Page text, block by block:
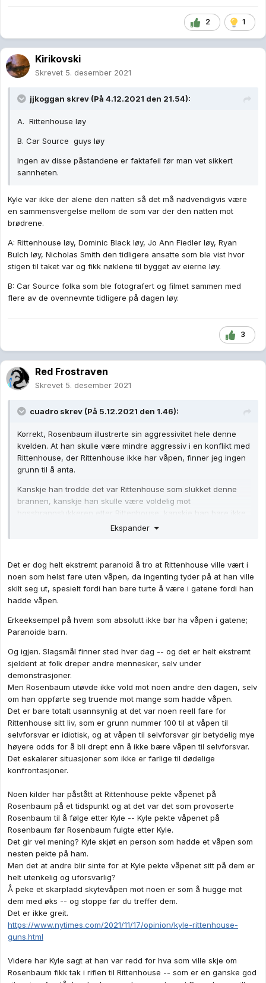
2 1
Kirikovski
Skrevet 5. desember 2021
jjkoggan skrev (På 4.12.2021 den 21.54):
A. Rittenhouse løy
B. Car Source guys løy
Ingen av disse påstandene er faktafeil før man vet sikkert
sannheten.
Kyle var ikke der alene den natten så det må nødvendigvis være
en sammensvergelse mellom de som var der den natten mot
brødrene.
A: Rittenhouse løy, Dominic Black løy, Jo Ann Fiedler løy, Ryan
Bulch løy, Nicholas Smith den tidligere ansatte som ble vist hvor
stigen til taket var og fikk nøklene til bygget av eierne løy.
B: Car Source folka som ble fotografert og filmet sammen med
flere av de ovennevnte tidligere på dagen løy.
3
Red Frostraven
Skrevet 5. desember 2021
cuadro skrev (På 5.12.2021 den 1.46):
Korrekt, Rosenbaum illustrerte sin aggressivitet hele denne
kvelden. At han skulle være mindre aggressiv i en konflikt med
Rittenhouse, der Rittenhouse ikke har våpen, finner jeg ingen
grunn til å anta.
Kanskje han trodde det var Rittenhouse som slukket denne
brannen, kanskje han skulle være voldelig mot
bossbrannslukkeren etter Rittenhouse, kanskje han bare ikke
likte de han anså som opposisjonen, kanskje han bare var en
Ikke sikkert Hubert ville gjort det, kanskje noen andre ville gjort
det. Kanskje Hubert ville gjort det fordi han ikke anså det som
godt nok at våpenet var lagt ned, kanskje han ville angrepet
fordi han ikke egentlig angrep for å stoppe flere fra å bli
skadet men for å "ta" den som hadde drept noen.
Du substraherer det viktigste momentet fra en situasjon og
later som om det er meningsfult å hypotetisere videre uten.
Det er det ikke. Hvis Rittenhouse ikke har våpen så hadde ikke
den samme situasjonen oppstått. Det er din påstand at de nye
situasjonen som ville ha oppstått hadde vært bedre. Du hevder
at da ville ingen ha dødd eller blitt hardt skadet. Det er mulig,
det er også fullt mulig at det er bare tull. Avisen kunne like
godt skrevet om en 17 åring som døde på sykehus fra
hjerneblødning etter å ha blitt slått i ansiktet og skubbet hardt i
betongvegg av en aggressiv person. Hele sfæren av mulige
utfall er her helt poengløst å diskutere, da selve hendelsen er
allerede hoppet forbi.
relatert til skyte-episoden, starter ved at Rittenhouse har drept
Rosenbaum.
Det er gode indikasjoner på at begge disse feilvurderte
trusselnivået Rittenhouse utgjorde i det han forsøkte å løpe
mot politiet, hvis det i det hele tatt var trusselnivået det var
opptatt av, og som følge av dette eskalerte de situasjonen
tilbake til det ekstreme. Det kan ikke tas for gitt at de ville
vurdert eller handlet bedre dersom det ikke hadde vært et
skytevåpen involvert.
Det er ingen som påstår dette, så jeg forstår ikke hvorfor du
nevner det. Det var ikke en kamp mellom nazist-julenisser og
tornadohaier heller.
Ekspander
Det er dog helt ekstremt paranoid å tro at Rittenhouse ville vært i
noen som helst fare uten våpen, da ingenting tyder på at han ville
skilt seg ut, spesielt fordi han bare turte å være i gatene fordi han
hadde våpen.
Erkeeksempel på hvem som absolutt ikke bør ha våpen i gatene;
Paranoide barn.
Og igjen. Slagsmål finner sted hver dag -- og det er helt ekstremt
sjeldent at folk dreper andre mennesker, selv under
demonstrasjoner.
Men Rosenbaum utøvde ikke vold mot noen andre den dagen, selv
om han oppførte seg truende mot mange som hadde våpen.
Det er bare totalt usannsynlig at det var noen reell fare for
Rittenhouse sitt liv, som er grunn nummer 100 til at våpen til
selvforsvar er idiotisk, og at våpen til selvforsvar gir betydelig mye
høyere odds for å bli drept enn å ikke bære våpen til selvforsvar.
Det eskalerer situasjoner som ikke er farlige til dødelige
konfrontasjoner.
Noen kilder har påstått at Rittenhouse pekte våpenet på
Rosenbaum på et tidspunkt og at det var det som provoserte
Rosenbaum til å følge etter Kyle -- Kyle pekte våpenet på
Rosenbaum før Rosenbaum fulgte etter Kyle.
Det gir vel mening? Kyle skjøt en person som hadde et våpen som
nesten pekte på ham.
Men det at andre blir sinte for at Kyle pekte våpenet sitt på dem er
helt utenkelig og uforsvarlig?
Å peke et skarpladd skytevåpen mot noen er som å hugge mot
dem med øks -- og stoppe før du treffer dem.
Det er ikke greit.
https://www.nytimes.com/2021/11/17/opinion/kyle-rittenhouse-
guns.html
Videre har Kyle sagt at han var redd for hva som ville skje om
Rosenbaum fikk tak i riflen til Rittenhouse -- som er en ganske god